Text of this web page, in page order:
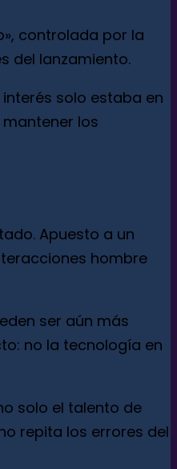
controlada por la
del lanzamiento.
interés solo estaba en
mantener los
Apuesto a un
hombre
ser aún más
no la tecnología en
solo el talento de
repita los errores del